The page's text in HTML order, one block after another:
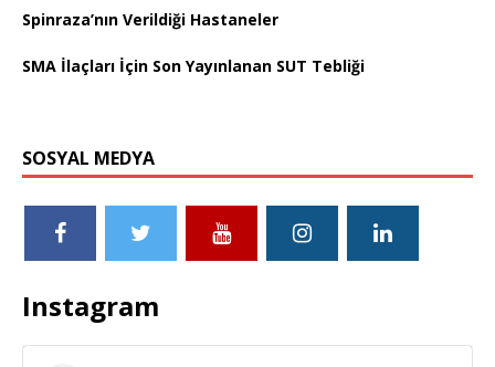
Spinraza’nın Verildiği Hastaneler
SMA İlaçları İçin Son Yayınlanan SUT Tebliği
SOSYAL MEDYA
Instagram